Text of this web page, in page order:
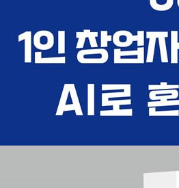
분석 및 성장 전략 설정
창업을 위한 Mindset